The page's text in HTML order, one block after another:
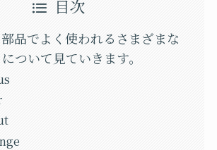
目次
品でよく使われるさまざまな
ついて見ていきます。